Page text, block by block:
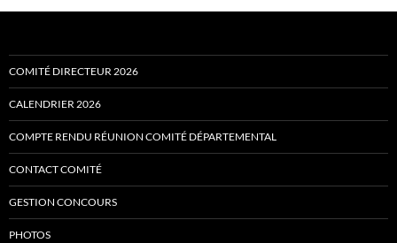
COMITÉ DIRECTEUR 2026
CALENDRIER 2026
COMPTE RENDU RÉUNION COMITÉ DÉPARTEMENTAL
CONTACT COMITÉ
GESTION CONCOURS
PHOTOS